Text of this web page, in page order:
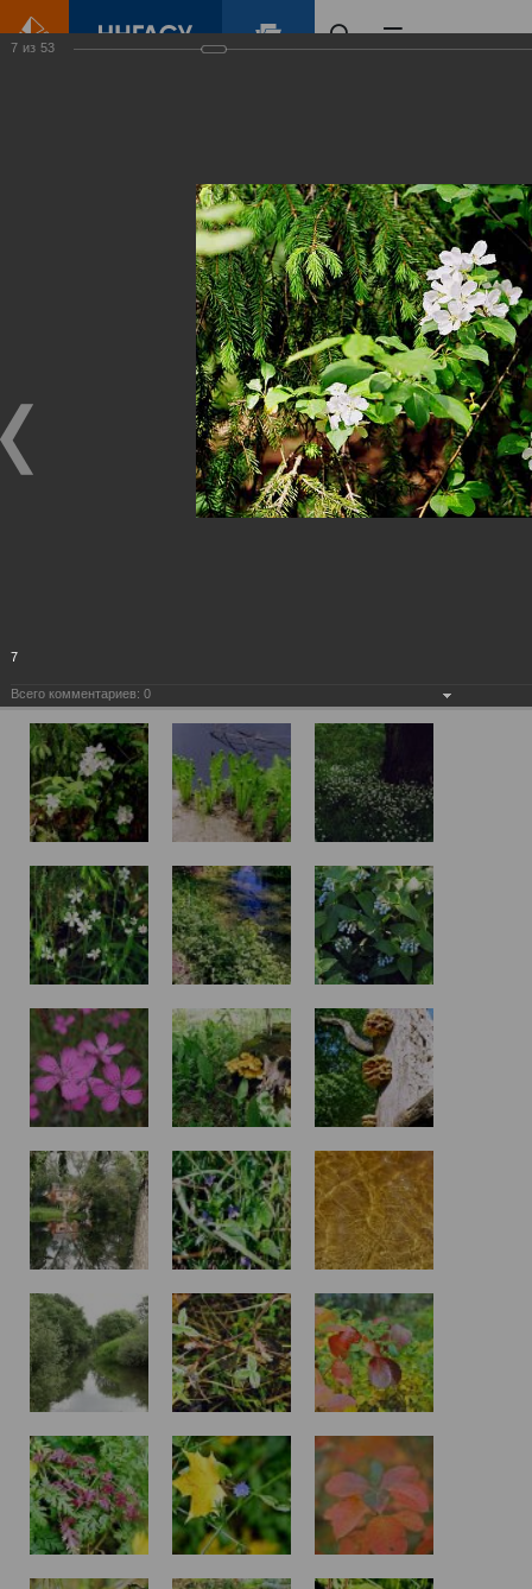
Виртуальные
выставки
(фотоальбомы)
7 из 53
7
Всего комментариев: 0